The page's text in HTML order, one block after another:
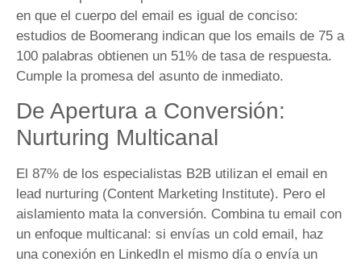
en que el cuerpo del email es igual de conciso:
estudios de Boomerang indican que los emails de 75 a
100 palabras obtienen un 51% de tasa de respuesta.
Cumple la promesa del asunto de inmediato.
De Apertura a Conversión:
Nurturing Multicanal
El 87% de los especialistas B2B utilizan el email en
lead nurturing (Content Marketing Institute). Pero el
aislamiento mata la conversión. Combina tu email con
un enfoque multicanal: si envías un cold email, haz
una conexión en LinkedIn el mismo día o envía un